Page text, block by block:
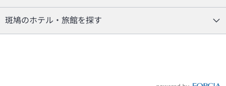
斑鳩のホテル・旅館を探す